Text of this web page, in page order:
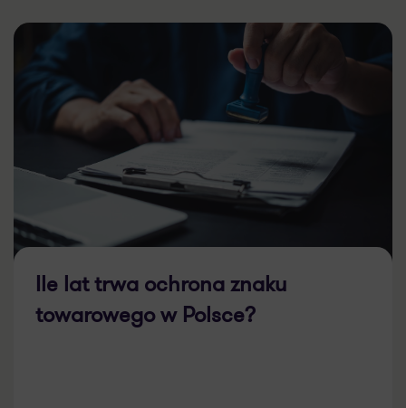
Ile lat trwa ochrona znaku
towarowego w Polsce?